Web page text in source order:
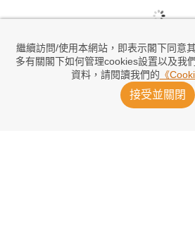
繼續訪問/使用本網站，即表示閣下同意
多有關閣下如何管理cookies設置以及我
資料，請閱讀我們的 《
接受並關閉